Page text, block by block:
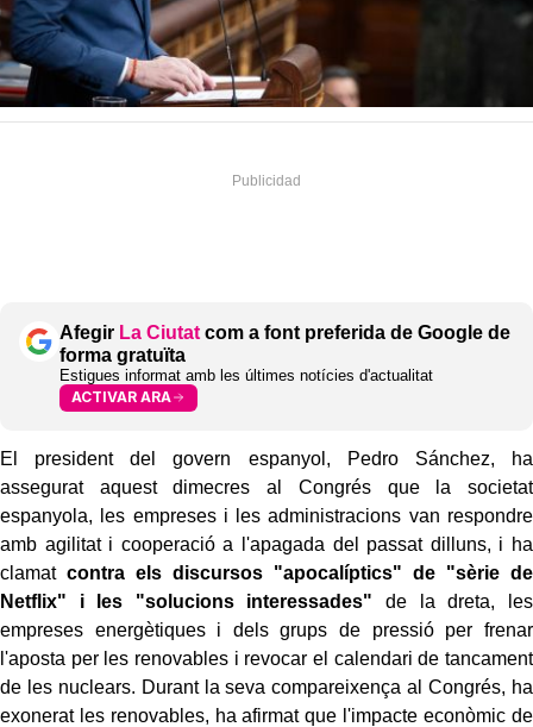
Afegir La Ciutat com a font preferida de Google de
forma gratuïta
Estigues informat amb les últimes notícies d'actualitat
ACTIVAR ARA
El president del govern espanyol, Pedro Sánchez, ha
assegurat aquest dimecres al Congrés que la societat
espanyola, les empreses i les administracions van respondre
amb agilitat i cooperació a l'apagada del passat dilluns, i ha
clamat contra els discursos "apocalíptics" de "sèrie de
Netflix" i les "solucions interessades" de la dreta, les
empreses energètiques i dels grups de pressió per frenar
l'aposta per les renovables i revocar el calendari de tancament
de les nuclears. Durant la seva compareixença al Congrés, ha
exonerat les renovables, ha afirmat que l'impacte econòmic de